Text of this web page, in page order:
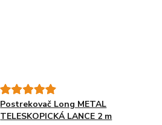
Postrekovač Long METAL
TELESKOPICKÁ LANCE 2 m